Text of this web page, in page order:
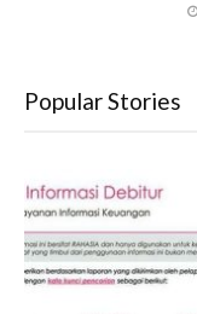
Popular Stories